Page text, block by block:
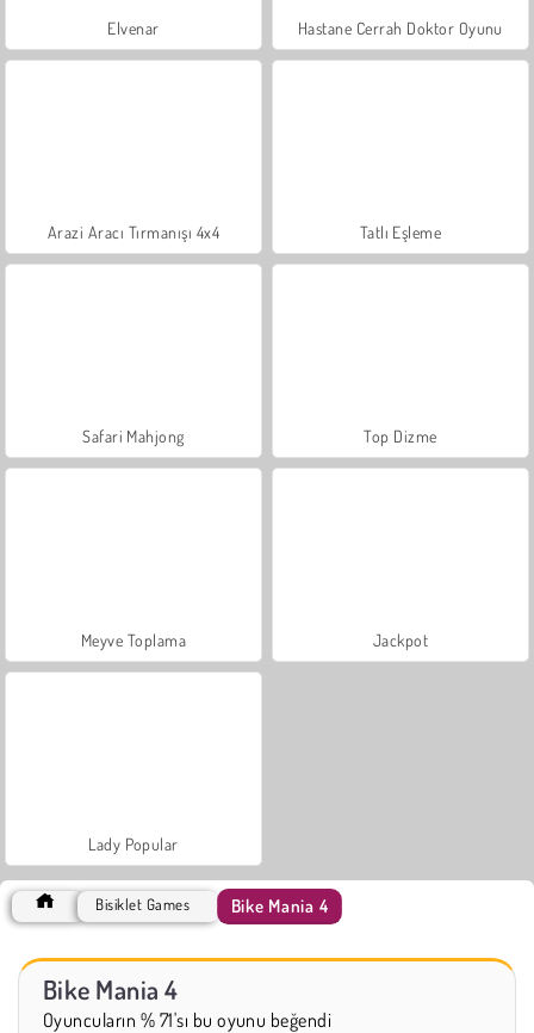
Elvenar Hastane Cerrah Doktor Oyunu
Arazi Aracı Tırmanışı 4x4 Tatlı Eşleme
Safari Mahjong Top Dizme
Meyve Toplama Jackpot
Lady Popular
Bisiklet Games Bike Mania 4
Bike Mania 4
Oyuncuların % 71'sı bu oyunu beğendi